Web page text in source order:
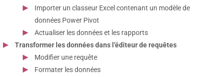
Importer un classeur Excel contenant un modèle de
données Power Pivot
Actualiser les données et les rapports
Transformer les données dans l’éditeur de requêtes
Modifier une requête
Formater les données